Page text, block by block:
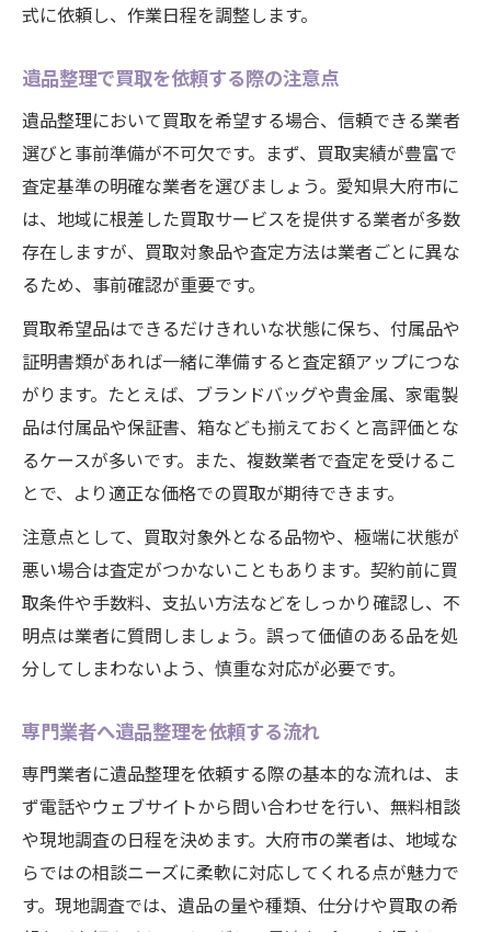
式に依頼し、作業日程を調整します。
遺品整理で買取を依頼する際の注意点
遺品整理において買取を希望する場合、信頼できる業者
選びと事前準備が不可欠です。まず、買取実績が豊富で
査定基準の明確な業者を選びましょう。愛知県大府市に
は、地域に根差した買取サービスを提供する業者が多数
存在しますが、買取対象品や査定方法は業者ごとに異な
るため、事前確認が重要です。
買取希望品はできるだけきれいな状態に保ち、付属品や
証明書類があれば一緒に準備すると査定額アップにつな
がります。たとえば、ブランドバッグや貴金属、家電製
品は付属品や保証書、箱なども揃えておくと高評価とな
るケースが多いです。また、複数業者で査定を受けるこ
とで、より適正な価格での買取が期待できます。
注意点として、買取対象外となる品物や、極端に状態が
悪い場合は査定がつかないこともあります。契約前に買
取条件や手数料、支払い方法などをしっかり確認し、不
明点は業者に質問しましょう。誤って価値のある品を処
分してしまわないよう、慎重な対応が必要です。
専門業者へ遺品整理を依頼する流れ
専門業者に遺品整理を依頼する際の基本的な流れは、ま
ず電話やウェブサイトから問い合わせを行い、無料相談
や現地調査の日程を決めます。大府市の業者は、地域な
らではの相談ニーズに柔軟に対応してくれる点が魅力で
す。現地調査では、遺品の量や種類、仕分けや買取の希